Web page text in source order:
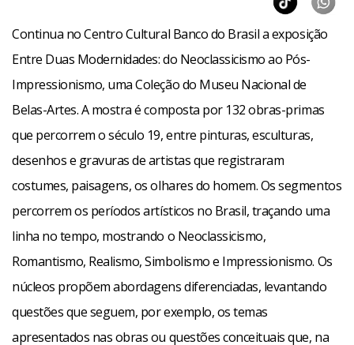
Continua no Centro Cultural Banco do Brasil a exposição
Entre Duas Modernidades: do Neoclassicismo ao Pós-
Impressionismo, uma Coleção do Museu Nacional de
Belas-Artes. A mostra é composta por 132 obras-primas
que percorrem o século 19, entre pinturas, esculturas,
desenhos e gravuras de artistas que registraram
costumes, paisagens, os olhares do homem. Os segmentos
percorrem os períodos artísticos no Brasil, traçando uma
linha no tempo, mostrando o Neoclassicismo,
Romantismo, Realismo, Simbolismo e Impressionismo. Os
núcleos propõem abordagens diferenciadas, levantando
questões que seguem, por exemplo, os temas
apresentados nas obras ou questões conceituais que, na